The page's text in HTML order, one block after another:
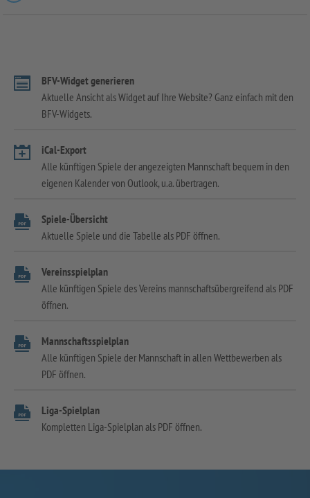
BFV-Widget generieren
Aktuelle Ansicht als Widget auf Ihre Website? Ganz einfach mit den
BFV-Widgets.
iCal-Export
Alle künftigen Spiele der angezeigten Mannschaft bequem in den
eigenen Kalender von Outlook, u.a. übertragen.
Spiele-Übersicht
Aktuelle Spiele und die Tabelle als PDF öffnen.
Vereinsspielplan
Alle künftigen Spiele des Vereins mannschaftsübergreifend als PDF
öffnen.
Mannschaftsspielplan
Alle künftigen Spiele der Mannschaft in allen Wettbewerben als
PDF öffnen.
Liga-Spielplan
Kompletten Liga-Spielplan als PDF öffnen.